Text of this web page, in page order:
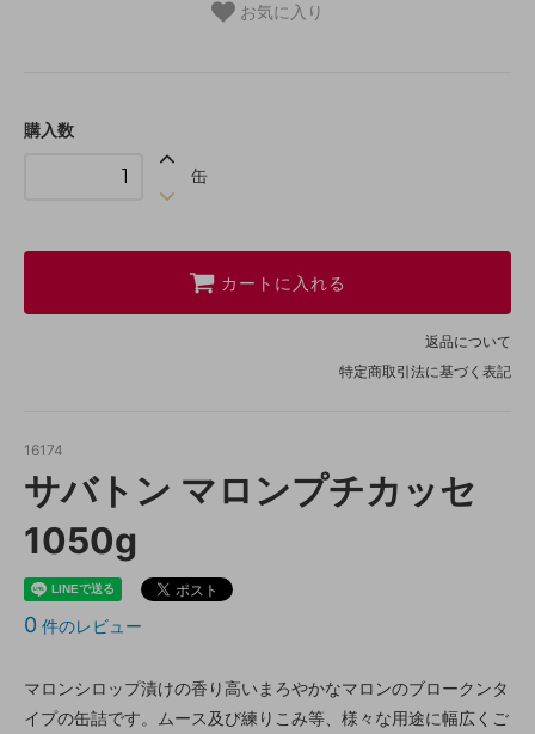
お気に入り
購入数
缶
カートに入れる
返品について
特定商取引法に基づく表記
16174
サバトン マロンプチカッセ
1050g
0 件のレビュー
マロンシロップ漬けの香り高いまろやかなマロンのブロークンタ
イプの缶詰です。ムース及び練りこみ等、様々な用途に幅広くご